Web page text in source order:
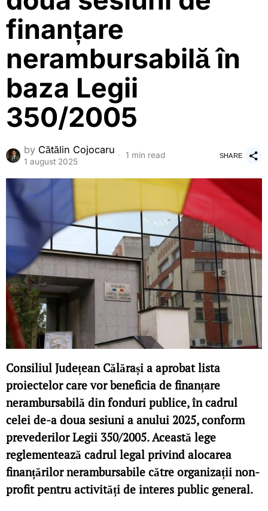
finanțare
nerambursabilă în
baza Legii
350/2005
by Cătălin Cojocaru
1 august 2025
1 min read SHARE
Consiliul Județean Călărași a aprobat lista
proiectelor care vor beneficia de finanțare
nerambursabilă din fonduri publice, în cadrul
celei de-a doua sesiuni a anului 2025, conform
prevederilor Legii 350/2005. Această lege
reglementează cadrul legal privind alocarea
finanțărilor nerambursabile către organizații non-
profit pentru activități de interes public general.